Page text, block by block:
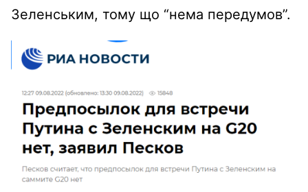
Зеленським, тому що “нема передумов”.